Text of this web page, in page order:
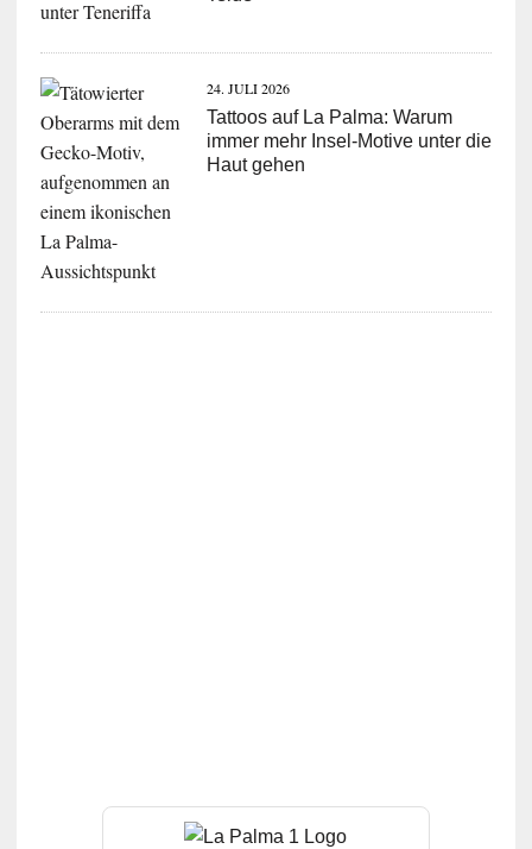
24. JULI 2026
Tattoos auf La Palma: Warum
immer mehr Insel-Motive unter die
Haut gehen